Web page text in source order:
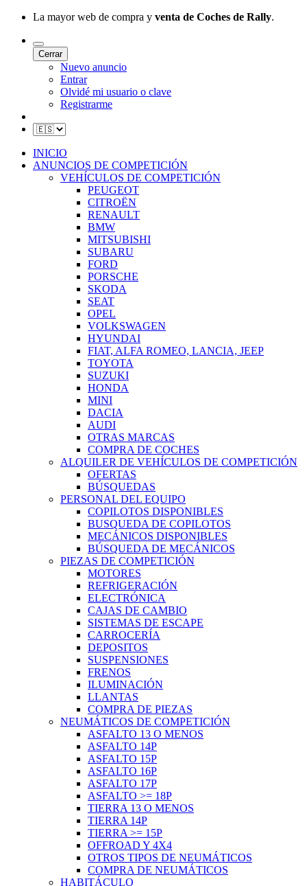
La mayor web de compra y venta de Coches de Rally.
Cerrar
Nuevo anuncio
Entrar
Olvidé mi usuario o clave
Registrarme
INICIO
ANUNCIOS DE COMPETICIÓN
VEHÍCULOS DE COMPETICIÓN
PEUGEOT
CITROËN
RENAULT
BMW
MITSUBISHI
SUBARU
FORD
PORSCHE
SKODA
SEAT
OPEL
VOLKSWAGEN
HYUNDAI
FIAT, ALFA ROMEO, LANCIA, JEEP
TOYOTA
SUZUKI
HONDA
MINI
DACIA
AUDI
OTRAS MARCAS
COMPRA DE COCHES
ALQUILER DE VEHÍCULOS DE COMPETICIÓN
OFERTAS
BÚSQUEDAS
PERSONAL DEL EQUIPO
COPILOTOS DISPONIBLES
BUSQUEDA DE COPILOTOS
MECÁNICOS DISPONIBLES
BÚSQUEDA DE MECÁNICOS
PIEZAS DE COMPETICIÓN
MOTORES
REFRIGERACIÓN
ELECTRÓNICA
CAJAS DE CAMBIO
SISTEMAS DE ESCAPE
CARROCERÍA
DEPOSITOS
SUSPENSIONES
FRENOS
ILUMINACIÓN
LLANTAS
COMPRA DE PIEZAS
NEUMÁTICOS DE COMPETICIÓN
ASFALTO 13 O MENOS
ASFALTO 14P
ASFALTO 15P
ASFALTO 16P
ASFALTO 17P
ASFALTO >= 18P
TIERRA 13 O MENOS
TIERRA 14P
TIERRA >= 15P
OFFROAD Y 4X4
OTROS TIPOS DE NEUMÁTICOS
COMPRA DE NEUMÁTICOS
HABITÁCULO